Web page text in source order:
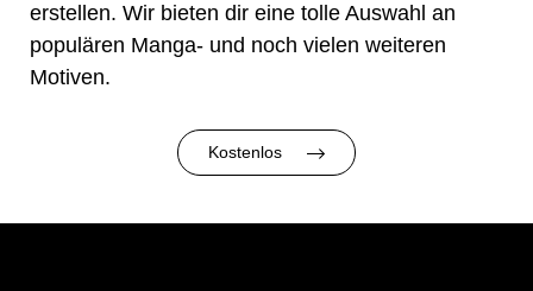
erstellen. Wir bieten dir eine tolle Auswahl an
populären Manga- und noch vielen weiteren
Motiven.
Kostenlos